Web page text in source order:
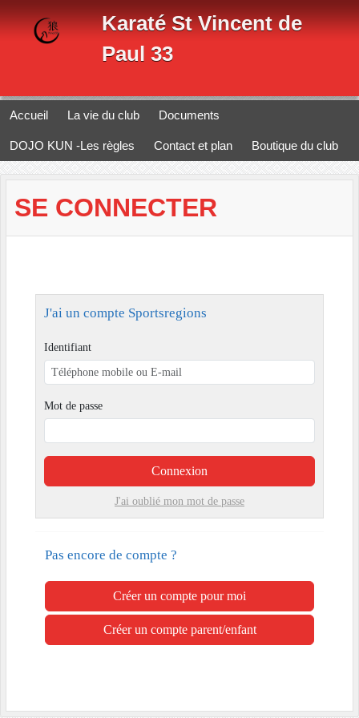
Karaté St Vincent de
Paul 33
Accueil La vie du club Documents
DOJO KUN -Les règles Contact et plan Boutique du club
SE CONNECTER
J'ai un compte Sportsregions
Identifiant
Mot de passe
Connexion
J'ai oublié mon mot de passe
Pas encore de compte ?
Créer un compte pour moi
Créer un compte parent/enfant